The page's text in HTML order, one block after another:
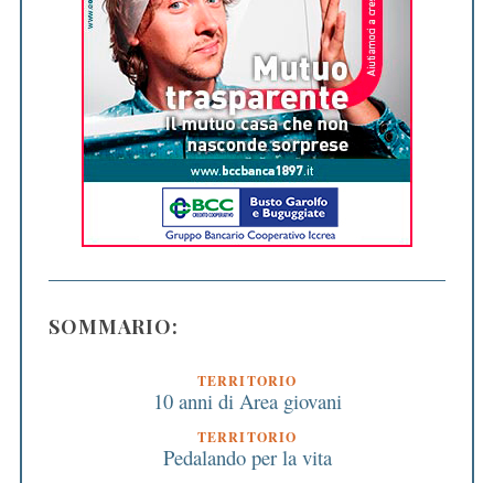
SOMMARIO:
TERRITORIO
10 anni di Area giovani
TERRITORIO
Pedalando per la vita